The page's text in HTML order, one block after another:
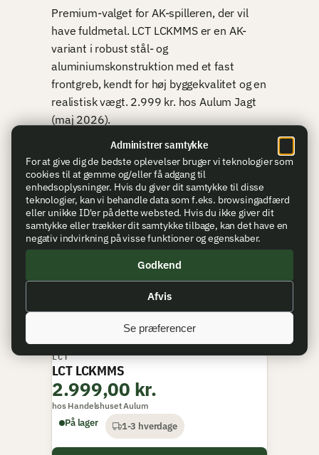
Administrer samtykke
For at give dig de bedste oplevelser bruger vi teknologier som
cookies til at gemme og/eller få adgang til
enhedsoplysninger. Hvis du giver dit samtykke til disse
teknologier, kan vi behandle data som f.eks. browsingadfærd
eller unikke ID'er på dette websted. Hvis du ikke giver dit
samtykke eller trækker dit samtykke tilbage, kan det have en
negativ indvirkning på visse funktioner og egenskaber.
Godkend
Afvis
Se præferencer
Premium-valget for AK-spilleren, der vil
have fuldmetal. LCT LCKMMS er en AK-
variant i robust stål- og
aluminiumskonstruktion med et fast
frontgreb, kendt for høj byggekvalitet og en
realistisk vægt. 2.999 kr. hos Aulum Jagt
(maj 2026).
Fuldmetal-kroppen tåler hård brug, og LCT-
platformen har høj kompatibilitet med
standard AK-tilbehør. Til spilleren, der vil
have en AK frem for endnu en M4, er den
et af markedets mest solide bud.
Vægten er ulempen — fuldmetal AK
trækker til efter en hel dag. Og ved højere
FPS-grænser bør internerne forstærkes,
hvis riflen skal presses. Til almindeligt
BEDSTE PREMIUM
LCT
LCT LCKMMS
2.999,00 kr.
hos Handelshuset Aulum
På lager 1-3 hverdage